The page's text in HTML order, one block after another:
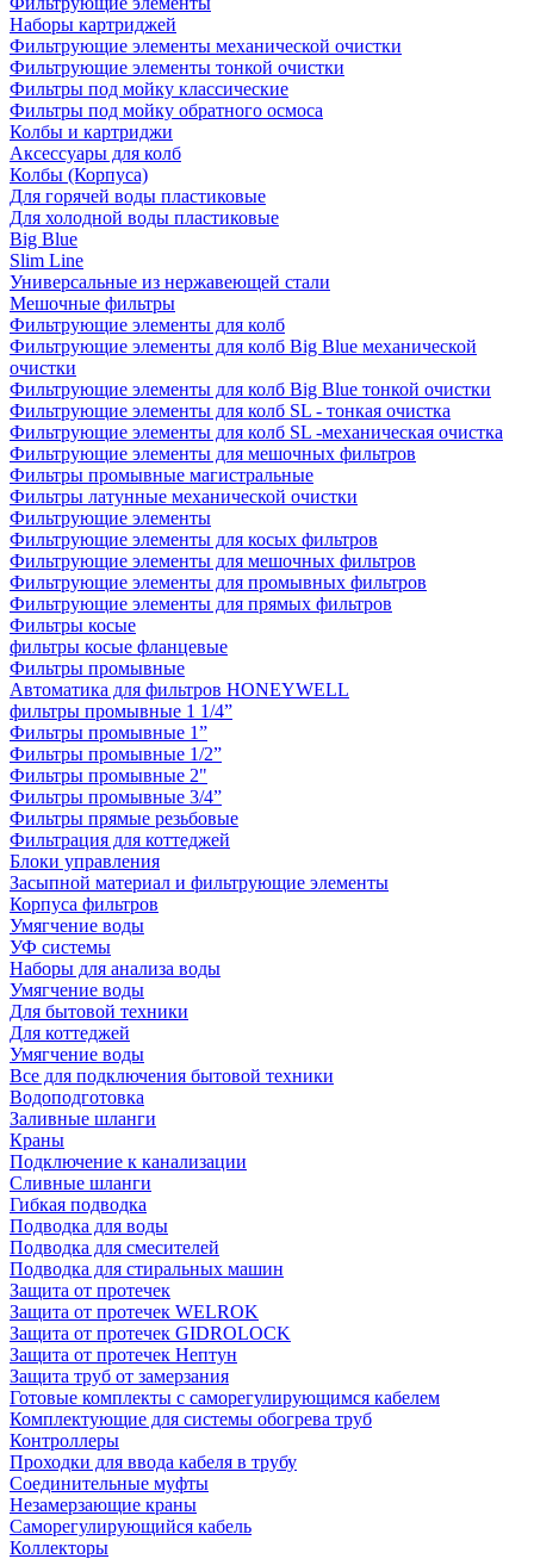
Наборы картриджей
Фильтрующие элементы механической очистки
Фильтрующие элементы тонкой очистки
Фильтры под мойку классические
Фильтры под мойку обратного осмоса
Колбы и картриджи
Аксессуары для колб
Колбы (Корпуса)
Для горячей воды пластиковые
Для холодной воды пластиковые
Big Blue
Slim Line
Универсальные из нержавеющей стали
Мешочные фильтры
Фильтрующие элементы для колб
Фильтрующие элементы для колб Big Blue механической
очистки
Фильтрующие элементы для колб Big Blue тонкой очистки
Фильтрующие элементы для колб SL - тонкая очистка
Фильтрующие элементы для колб SL -механическая очистка
Фильтрующие элементы для мешочных фильтров
Фильтры промывные магистральные
Фильтры латунные механической очистки
Фильтрующие элементы
Фильтрующие элементы для косых фильтров
Фильтрующие элементы для мешочных фильтров
Фильтрующие элементы для промывных фильтров
Фильтрующие элементы для прямых фильтров
Фильтры косые
фильтры косые фланцевые
Фильтры промывные
Автоматика для фильтров HONEYWELL
фильтры промывные 1 1/4”
Фильтры промывные 1”
Фильтры промывные 1/2”
Фильтры промывные 2"
Фильтры промывные 3/4”
Фильтры прямые резьбовые
Фильтрация для коттеджей
Блоки управления
Засыпной материал и фильтрующие элементы
Корпуса фильтров
Умягчение воды
УФ системы
Наборы для анализа воды
Умягчение воды
Для бытовой техники
Для коттеджей
Умягчение воды
Все для подключения бытовой техники
Водоподготовка
Заливные шланги
Краны
Подключение к канализации
Сливные шланги
Гибкая подводка
Подводка для воды
Подводка для смесителей
Подводка для стиральных машин
Защита от протечек
Защита от протечек WELROK
Защита от протечек GIDROLOCK
Защита от протечек Нептун
Защита труб от замерзания
Готовые комплекты с саморегулирующимся кабелем
Комплектующие для системы обогрева труб
Контроллеры
Проходки для ввода кабеля в трубу
Соединительные муфты
Незамерзающие краны
Саморегулирующийся кабель
Коллекторы